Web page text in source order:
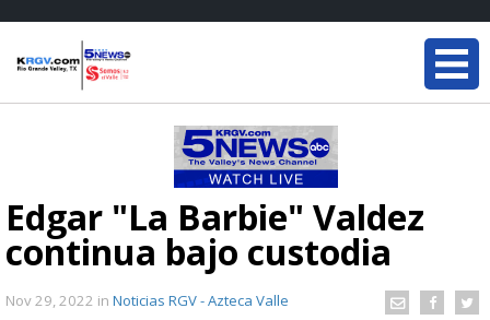
Edgar "La Barbie" Valdez
continua bajo custodia
Nov 29, 2022 in Noticias RGV - Azteca Valle